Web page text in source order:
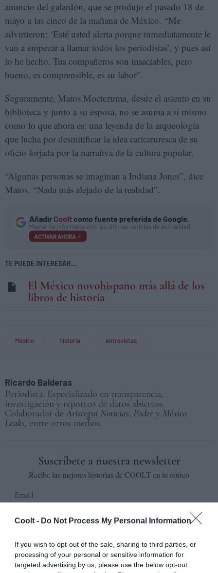
Coolt - Do Not Process My Personal Information
If you wish to opt-out of the sale, sharing to third parties, or
processing of your personal or sensitive information for
targeted advertising by us, please use the below opt-out
anuncio del galardón, que se produjo el pasado 18 de
mayo a las cinco de la mañana de México. “Me
advirtieron: ‘Esté usted alerta porque inmediatamente le
van a empezar a llamar todos los periodistas’, y pues así
lo he hecho. Tus compañeros son insaciables, pero
bueno, es comprensible, es su labor”.
Seguramente, Matos Moctezuma, desde el asiento en su
biblioteca y junto a su esposa, no se asuma a sí mismo
como lo que ahora es: una leyenda de la arqueología
que lucha por desmitificar la idea caricaturesca de su
oficio forjada por la narrativa de la cultura popular.
“Algunas personas se imaginan a Indiana Jones”, dice
Matos. “Nada más alejado de la realidad”.
Añadir Coolt como fuente preferida de Google.
Mantente informado con las últimas noticias de actualidad.
ACTIVAR AHORA
TE PUEDE INTERESAR...
El México novohispano más allá de los
libros de historia
México historia entrevistas
Ricardo Balderas
Periodista. Especializado en transparencia,
investigación y reporteo de datos abiertos.
Colaborador de Aristegui Noticias, Poder y México
Leaks, entre otros medios.
Suscríbete a nuestra newsletter
Recibe las mejores historias de COOLT en tu correo
Email
Al darte de alta aceptas lapolítica de privacidad.